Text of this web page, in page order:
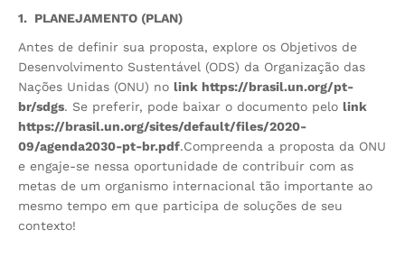
1. PLANEJAMENTO (PLAN)
Antes de definir sua proposta, explore os Objetivos de
Desenvolvimento Sustentável (ODS) da Organização das
Nações Unidas (ONU) no link https://brasil.un.org/pt-
br/sdgs. Se preferir, pode baixar o documento pelo link
https://brasil.un.org/sites/default/files/2020-
09/agenda2030-pt-br.pdf.Compreenda a proposta da ONU
e engaje-se nessa oportunidade de contribuir com as
metas de um organismo internacional tão importante ao
mesmo tempo em que participa de soluções de seu
contexto!